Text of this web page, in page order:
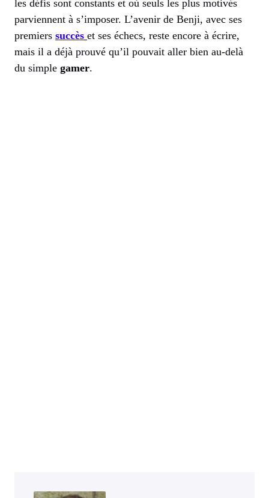
les défis sont constants et où seuls les plus motivés
parviennent à s’imposer. L’avenir de Benji, avec ses
premiers succès et ses échecs, reste encore à écrire,
mais il a déjà prouvé qu’il pouvait aller bien au-delà
du simple gamer.